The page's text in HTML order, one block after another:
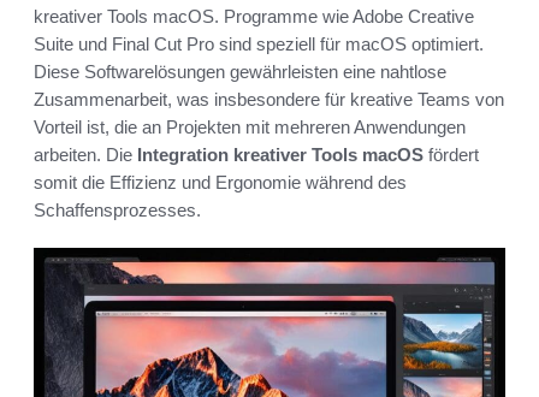
kreativer Tools macOS. Programme wie Adobe Creative
Suite und Final Cut Pro sind speziell für macOS optimiert.
Diese Softwarelösungen gewährleisten eine nahtlose
Zusammenarbeit, was insbesondere für kreative Teams von
Vorteil ist, die an Projekten mit mehreren Anwendungen
arbeiten. Die Integration kreativer Tools macOS fördert
somit die Effizienz und Ergonomie während des
Schaffensprozesses.